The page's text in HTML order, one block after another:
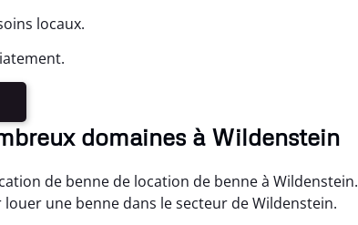
locaux.
domaines à Wildenstein
de benne de location de benne à Wildenstein.
une benne dans le secteur de Wildenstein.